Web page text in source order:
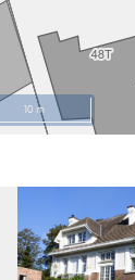
10 m